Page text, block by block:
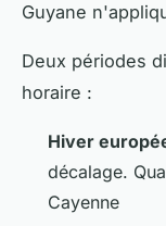
Guyane
Deux périodes
horaire :
Hiver
décalage.
Cayenne